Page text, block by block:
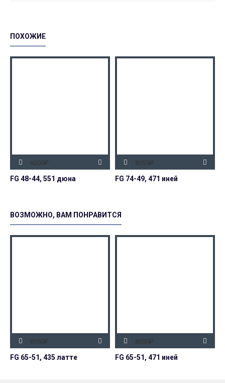
ПОХОЖИЕ
FG 48-44, 551 дюна
6000₽
FG 74-49, 471 иней
8055₽
ВОЗМОЖНО, ВАМ ПОНРАВИТСЯ
FG 65-51, 435 латте
8550₽
FG 65-51, 471 иней
8550₽